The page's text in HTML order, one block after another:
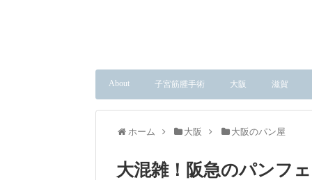
About 子宮筋腫手術 大阪 滋賀
ホーム 大阪 大阪のパン屋
大混雑！阪急のパンフ